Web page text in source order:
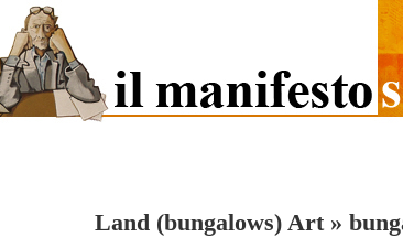
Land (bungalows) Art»